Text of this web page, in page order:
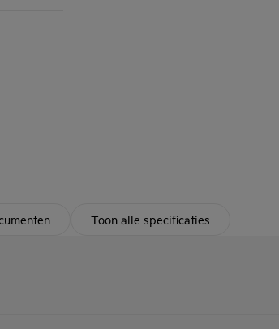
Toon alle specificaties